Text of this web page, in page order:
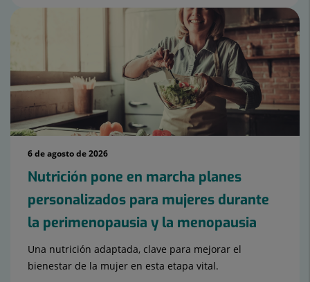
6 de agosto de 2026
Nutrición pone en marcha planes
personalizados para mujeres durante
la perimenopausia y la menopausia
Una nutrición adaptada, clave para mejorar el
bienestar de la mujer en esta etapa vital.